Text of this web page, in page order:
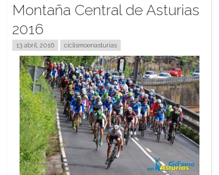
Montaña Central de Asturias
2016
13 abril, 2016 ciclismoenasturias